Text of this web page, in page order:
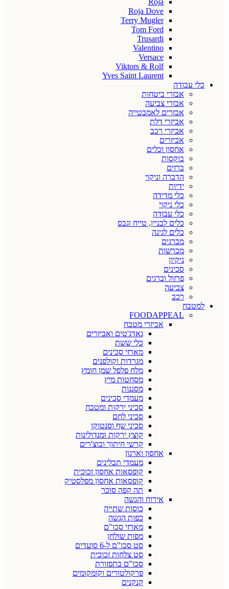
Roja
Roja Dove
Terry Mugler
Tom Ford
Trusardi
Valentino
Versace
Viktors & Rolf
Yves Saint Laurent
כלי עבודה
אבזרי ביטחות
אבזרי צביעה
אבזרים לאמבטייה
אביזרי דלת
אביזרי רכב
אביזרים
אחסון וכלים
בוקסות
ברזים
הדברה וניקוי
ידיות
כלי מדידה
כלי ניקוי
כלי עבודה
כלים לבניין, טייח וגבס
כלים לגינה
מברגים
מברשות
ניקיון
סכינים
פרזול וברגים
צביעה
רכב
למטבח
FOODAPPEAL
אביזרי מטבח
גאדג'טים ואביזרים
כלי ששת
מארזי סכינים
מגרדות וקולפנים
מלח פלפל שמן חומץ
מסחטות מיץ
מסננות
מעמדי סכינים
סכיני ירקות ומטבח
סכיני לחם
סכיני שף וסנטוקו
קוצץ ירקות ומנדולינות
קרשי חיתוך ובוצ'רים
אחסון וארגון
מעמדי תבלינים
קופסאות אחסון זכוכית
קופסאות אחסון מפלסטיק
תה קפה סוכר
אירוח והגשה
כוסות שתייה
כפות הגשה
מארזי סכו"ם
מפות שולחן
סט סכו"ם ל-6 סועדים
סט צלחות זכוכית
סכו"ם בתפזורת
פרקולטורים וקומקומים
קנקנים